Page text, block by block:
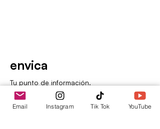
envica
Tu punto de información.
Email Instagram Tik Tok YouTube